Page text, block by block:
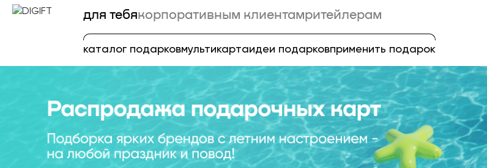
для тебя
каталог подарковмультикартаидеи подарковприменить подарок
корпоративным клиентамритейлерам